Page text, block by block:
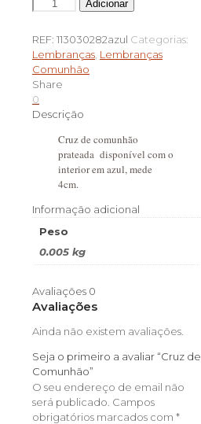
de
de
Comunhão
Adicionar
REF: 113030282azul Categorias:
Lembranças Lembranças
Comunhão
Share
0
Descrição
Cruz de comunhão
prateada disponível com o
interior em azul, mede
4cm.
Informação adicional
Peso
0.005 kg
Avaliações 0
Avaliações
Ainda não existem avaliações.
Seja o primeiro a avaliar “Cruz de
Comunhão”
O seu endereço de email não
será publicado. Campos
obrigatórios marcados com *